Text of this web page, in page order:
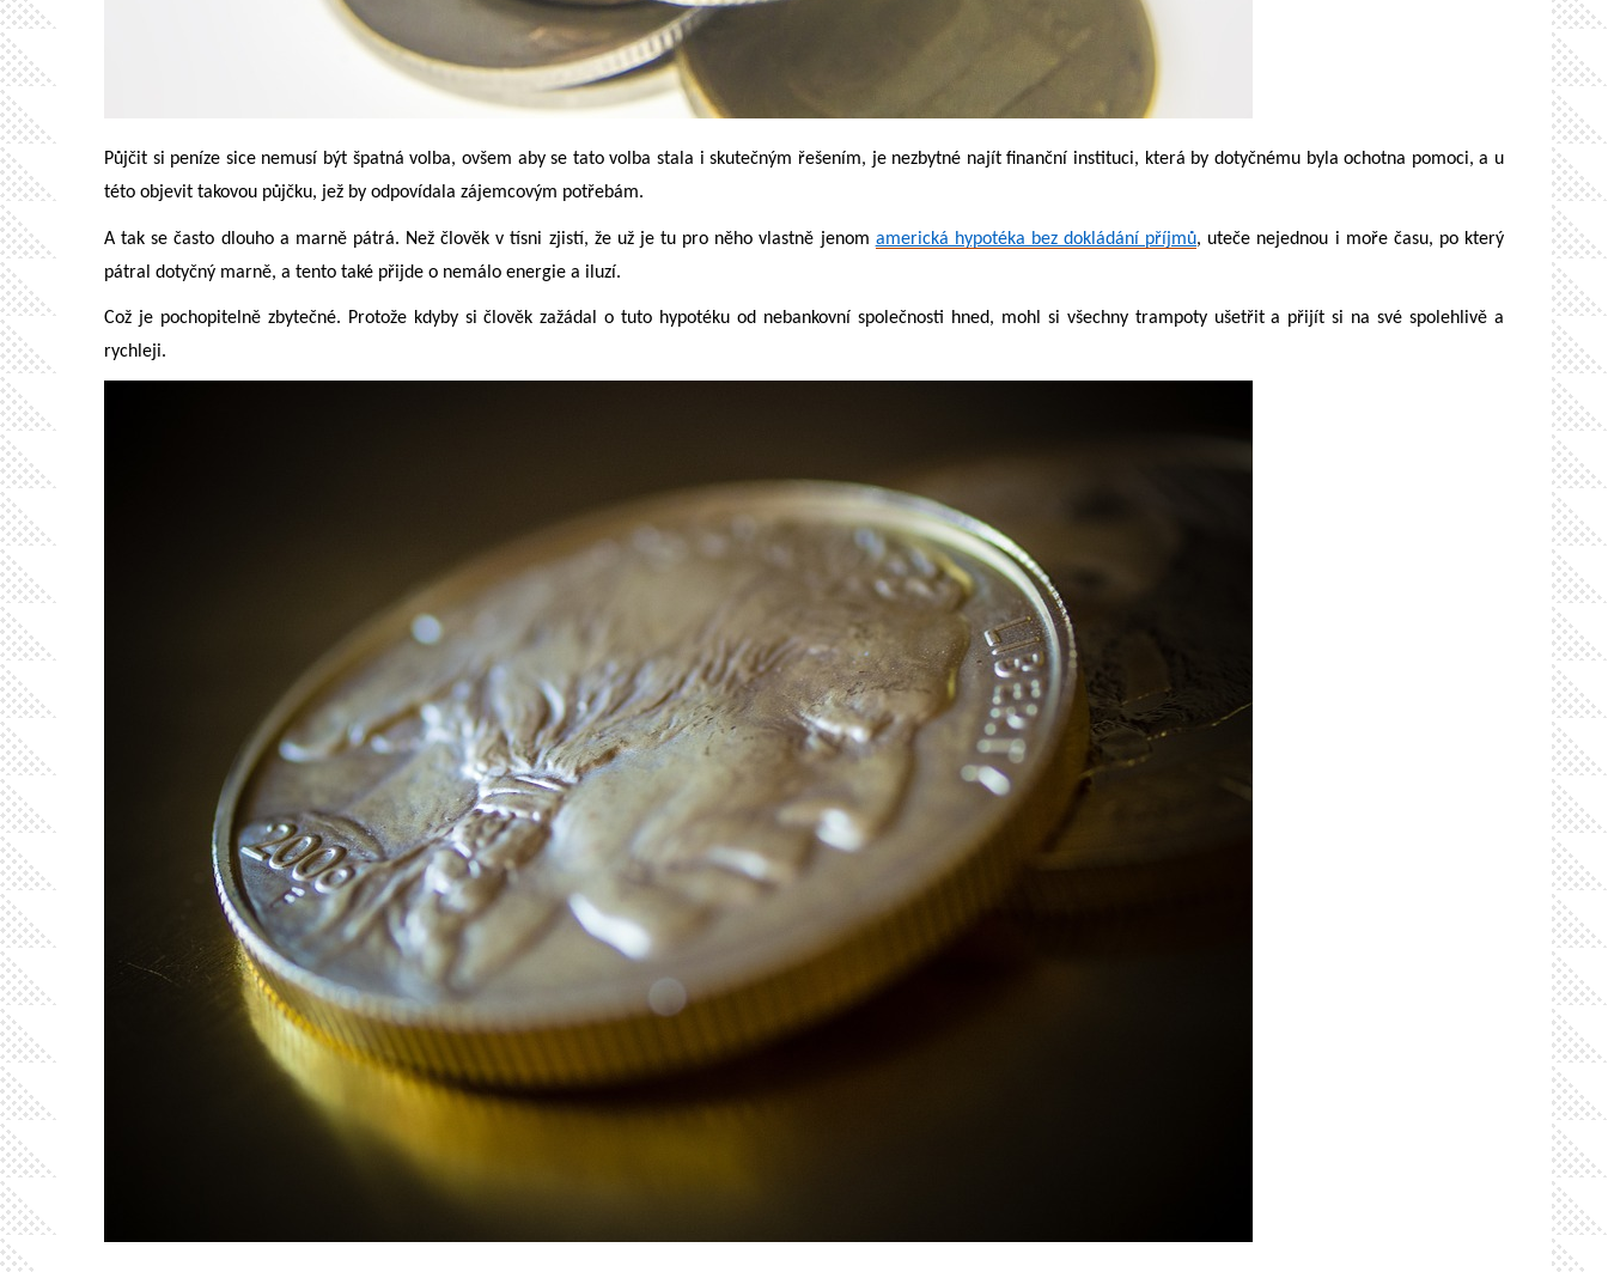
Půjčit si peníze sice nemusí být špatná volba, ovšem aby se tato volba stala i skutečným řešením, je nezbytné najít finanční instituci, která by dotyčnému byla ochotna pomoci, a u
této objevit takovou půjčku, jež by odpovídala zájemcovým potřebám.
A tak se často dlouho a marně pátrá. Než člověk v tísni zjistí, že už je tu pro něho vlastně jenom americká hypotéka bez dokládání příjmů, uteče nejednou i moře času, po který
pátral dotyčný marně, a tento také přijde o nemálo energie a iluzí.
Což je pochopitelně zbytečné. Protože kdyby si člověk zažádal o tuto hypotéku od nebankovní společnosti hned, mohl si všechny trampoty ušetřit a přijít si na své spolehlivě a
rychleji.